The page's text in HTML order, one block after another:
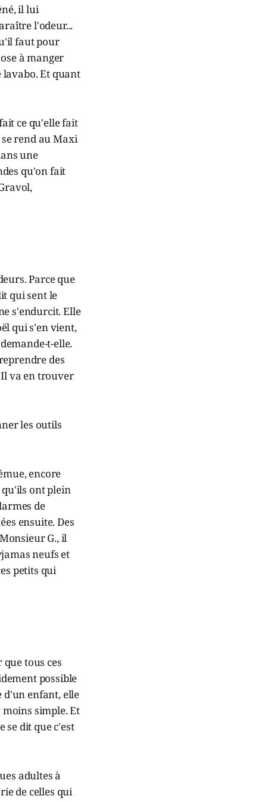
il lui
l'odeur...
faut pour
à manger
lavabo. Et quant
ce qu'elle fait
rend au Maxi
une
qu'on fait
Parce que
qui sent le
s'endurcit. Elle
qui s'en vient,
t-elle.
des
Il va en trouver
les outils
encore
qu'ils ont plein
de
ensuite. Des
G., il
neufs et
petits qui
tous ces
possible
d'un enfant, elle
simple. Et
se dit que c'est
adultes à
de celles qui